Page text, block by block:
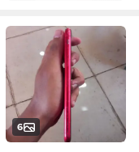
6